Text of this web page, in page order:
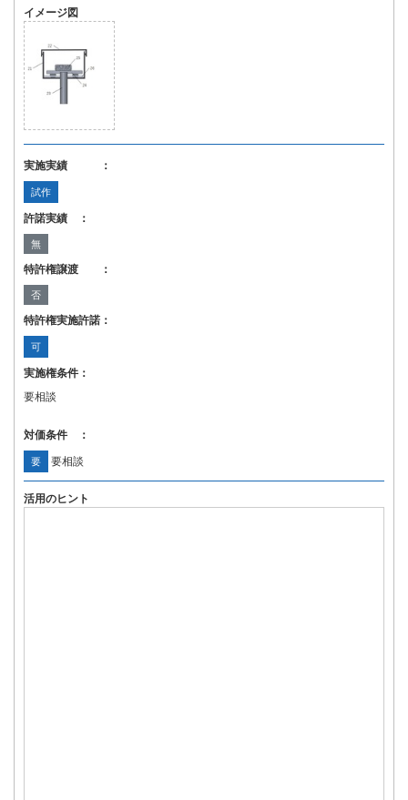
イメージ図
実施実績 ：
試作
許諾実績 ：
無
特許権譲渡 ：
否
特許権実施許諾：
可
実施権条件：
要相談
対価条件 ：
要 要相談
活用のヒント